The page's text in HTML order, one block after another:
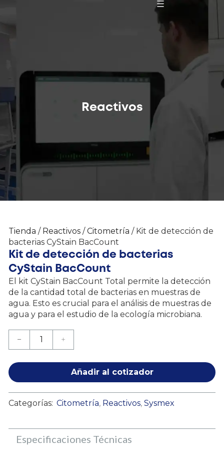
Reactivos
Tienda / Reactivos /Citometría / Kit de detección de
bacterias CyStain BacCount
Kit de detección de bacterias
CyStain BacCount
El kit CyStain BacCount Total permite la detección
de la cantidad total de bacterias en muestras de
agua. Esto es crucial para el análisis de muestras de
agua y para el estudio de la ecología microbiana.
Añadir al cotizador
Categorías: Citometría, Reactivos, Sysmex
Especificaciones Técnicas